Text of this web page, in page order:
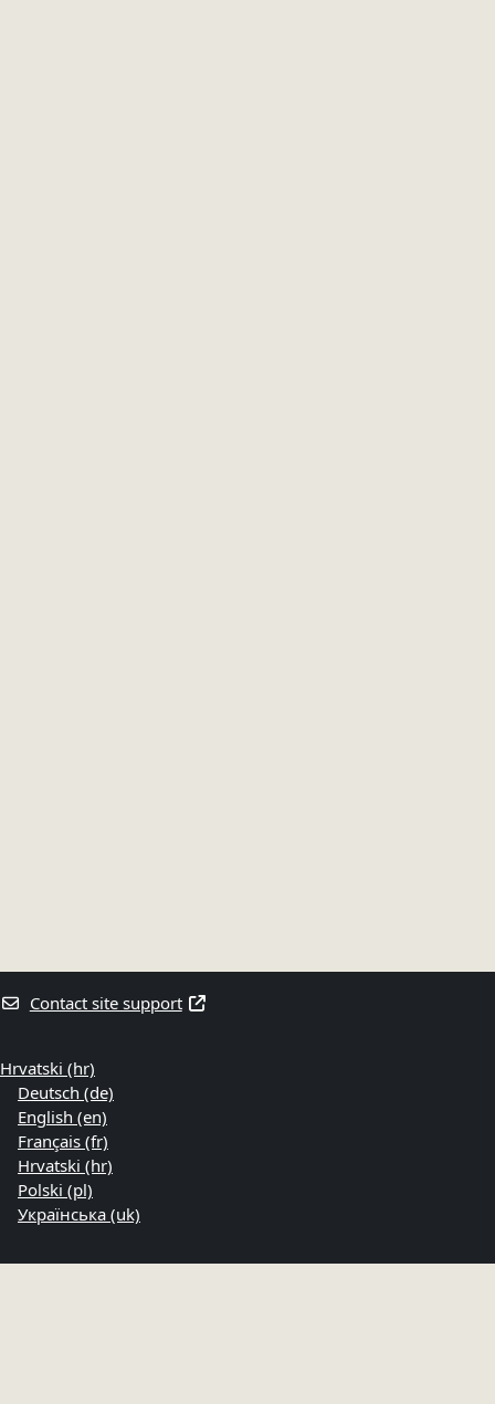
Contact site support
Hrvatski ‎(hr)‎
Deutsch ‎(de)‎
English ‎(en)‎
Français ‎(fr)‎
Hrvatski ‎(hr)‎
Polski ‎(pl)‎
Українська ‎(uk)‎